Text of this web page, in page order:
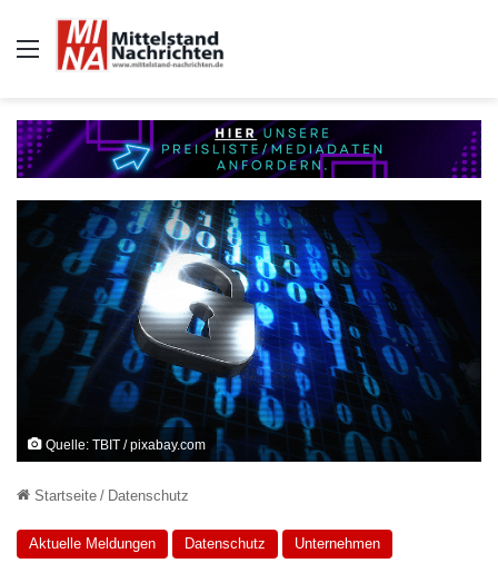
Auswahl
Quelle: TBIT / pixabay.com
Startseite / Datenschutz
Aktuelle Meldungen Datenschutz Unternehmen